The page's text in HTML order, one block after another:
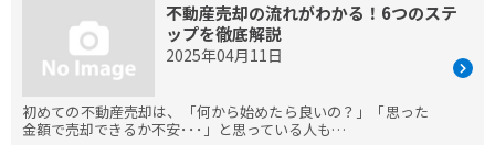
不動産売却の流れがわかる！6つのステ
ップを徹底解説
2025年04月11日
初めての不動産売却は、「何から始めたら良いの？」「思った
金額で売却できるか不安･･･」と思っている人も…